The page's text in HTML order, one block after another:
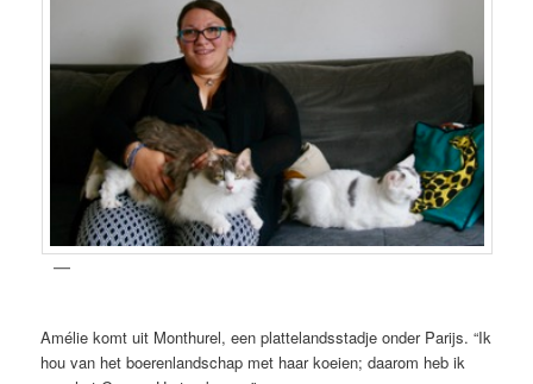
Amélie komt uit Monthurel, een plattelandsstadje onder Parijs. “Ik
hou van het boerenlandschap met haar koeien; daarom heb ik